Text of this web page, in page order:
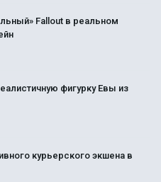
Fallout в реальном
фигурку Евы из
курьерского экшена в